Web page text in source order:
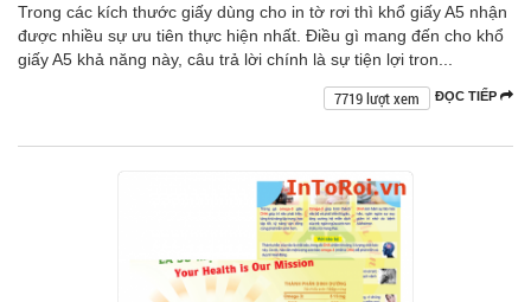
Trong các kích thước giấy dùng cho in tờ rơi thì khổ giấy A5 nhận
được nhiều sự ưu tiên thực hiện nhất. Điều gì mang đến cho khổ
giấy A5 khả năng này, câu trả lời chính là sự tiện lợi tron...
ĐỌC TIẾP
7719 lượt xem